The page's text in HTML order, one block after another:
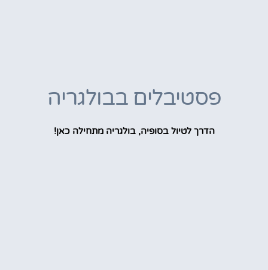
פסטיבלים בבולגריה
הדרך לטיול בסופיה, בולגריה מתחילה כאן!